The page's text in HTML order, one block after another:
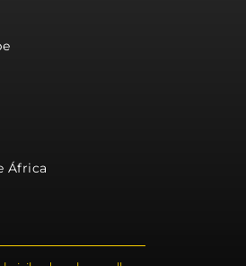
África